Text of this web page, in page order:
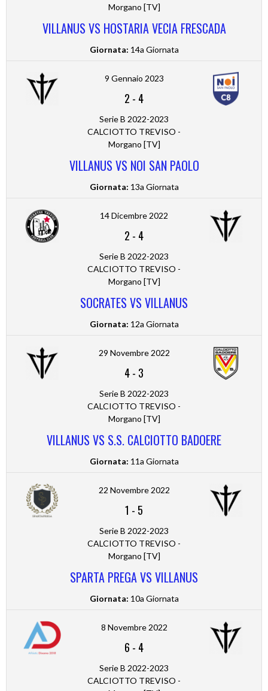
Morgano [TV]
VILLANUS VS HOSTARIA VECIA FRESCADA
Giornata: 14a Giornata
9 Gennaio 2023
2 - 4
Serie B 2022-2023
CALCIOTTO TREVISO -
Morgano [TV]
VILLANUS VS NOI SAN PAOLO
Giornata: 13a Giornata
14 Dicembre 2022
2 - 4
Serie B 2022-2023
CALCIOTTO TREVISO -
Morgano [TV]
SOCRATES VS VILLANUS
Giornata: 12a Giornata
29 Novembre 2022
4- 3
Serie B 2022-2023
CALCIOTTO TREVISO -
Morgano [TV]
VILLANUS VS S.S. CALCIOTTO BADOERE
Giornata: 11a Giornata
22 Novembre 2022
1 - 5
Serie B 2022-2023
CALCIOTTO TREVISO -
Morgano [TV]
SPARTA PREGA VS VILLANUS
Giornata: 10a Giornata
8 Novembre 2022
6 - 4
Serie B 2022-2023
CALCIOTTO TREVISO -